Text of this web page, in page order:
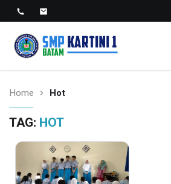
Home Hot
TAG: HOT